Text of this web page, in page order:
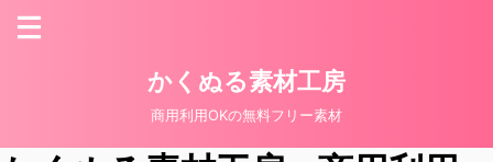
かくぬる素材工房
商用利用OKの無料フリー素材